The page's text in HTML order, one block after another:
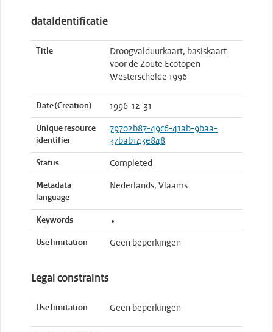
dataIdentificatie
Title
Droogvalduurkaart, basiskaart
voor de Zoute Ecotopen
Westerschelde 1996
Date (Creation) 1996-12-31
Unique resource
identifier
79702b87-49c6-41ab-9baa-
37bab143e848
Status Completed
Metadata
language
Nederlands; Vlaams
Keywords
Use limitation Geen beperkingen
Legal constraints
Use limitation Geen beperkingen